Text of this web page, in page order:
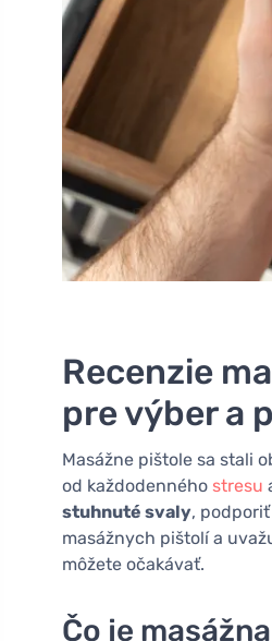
Recenzie
pre výber a
Masážne pištole sa stali
od každodenného stresu
stuhnuté svaly,
masážnych pištolí a
môžete očakávať.
Čo je